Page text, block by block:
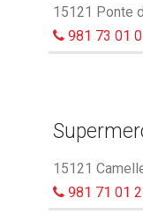
15121 Ponte
981 73 01
15121
981 71 01